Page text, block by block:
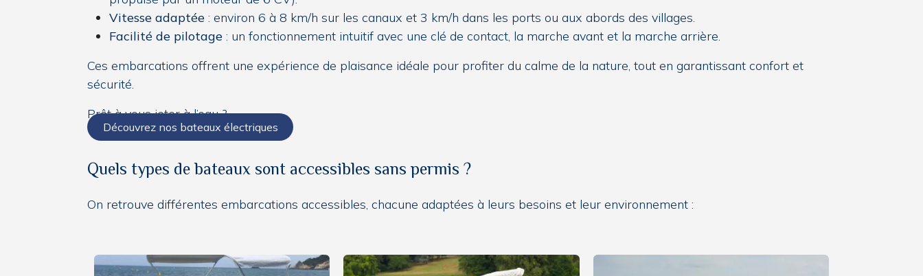
Vitesse adaptée : environ 6 à 8 km/h sur les canaux et 3 km/h dans les ports ou aux abords des villages.
Facilité de pilotage : un fonctionnement intuitif avec une clé de contact, la marche avant et la marche arrière.
Ces embarcations offrent une expérience de plaisance idéale pour profiter du calme de la nature, tout en garantissant confort et
sécurité.
Prêt à vous jeter à l’eau ?
Découvrez nos bateaux électriques
Quels types de bateaux sont accessibles sans permis ?
On retrouve différentes embarcations accessibles, chacune adaptées à leurs besoins et leur environnement :